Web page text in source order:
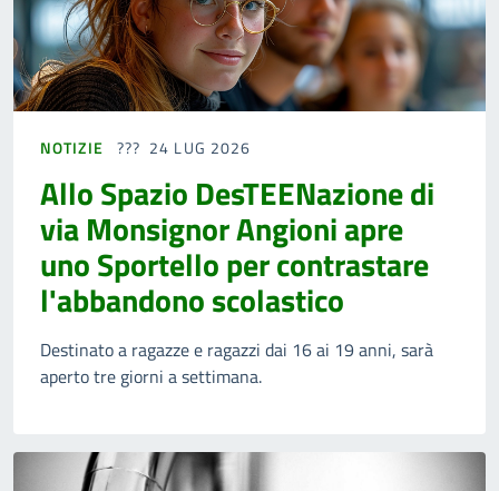
NOTIZIE 24 LUG 2026
Allo Spazio DesTEENazione di
via Monsignor Angioni apre
uno Sportello per contrastare
l'abbandono scolastico
Destinato a ragazze e ragazzi dai 16 ai 19 anni, sarà
aperto tre giorni a settimana.